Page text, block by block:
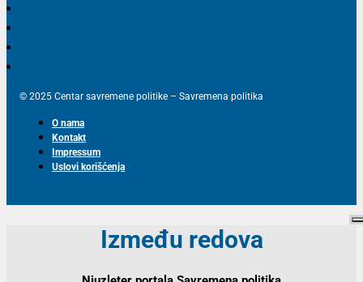
© 2025 Centar savremene politike – Savremena politika
O nama
Kontakt
Impressum
Uslovi korišćenja
Između redova